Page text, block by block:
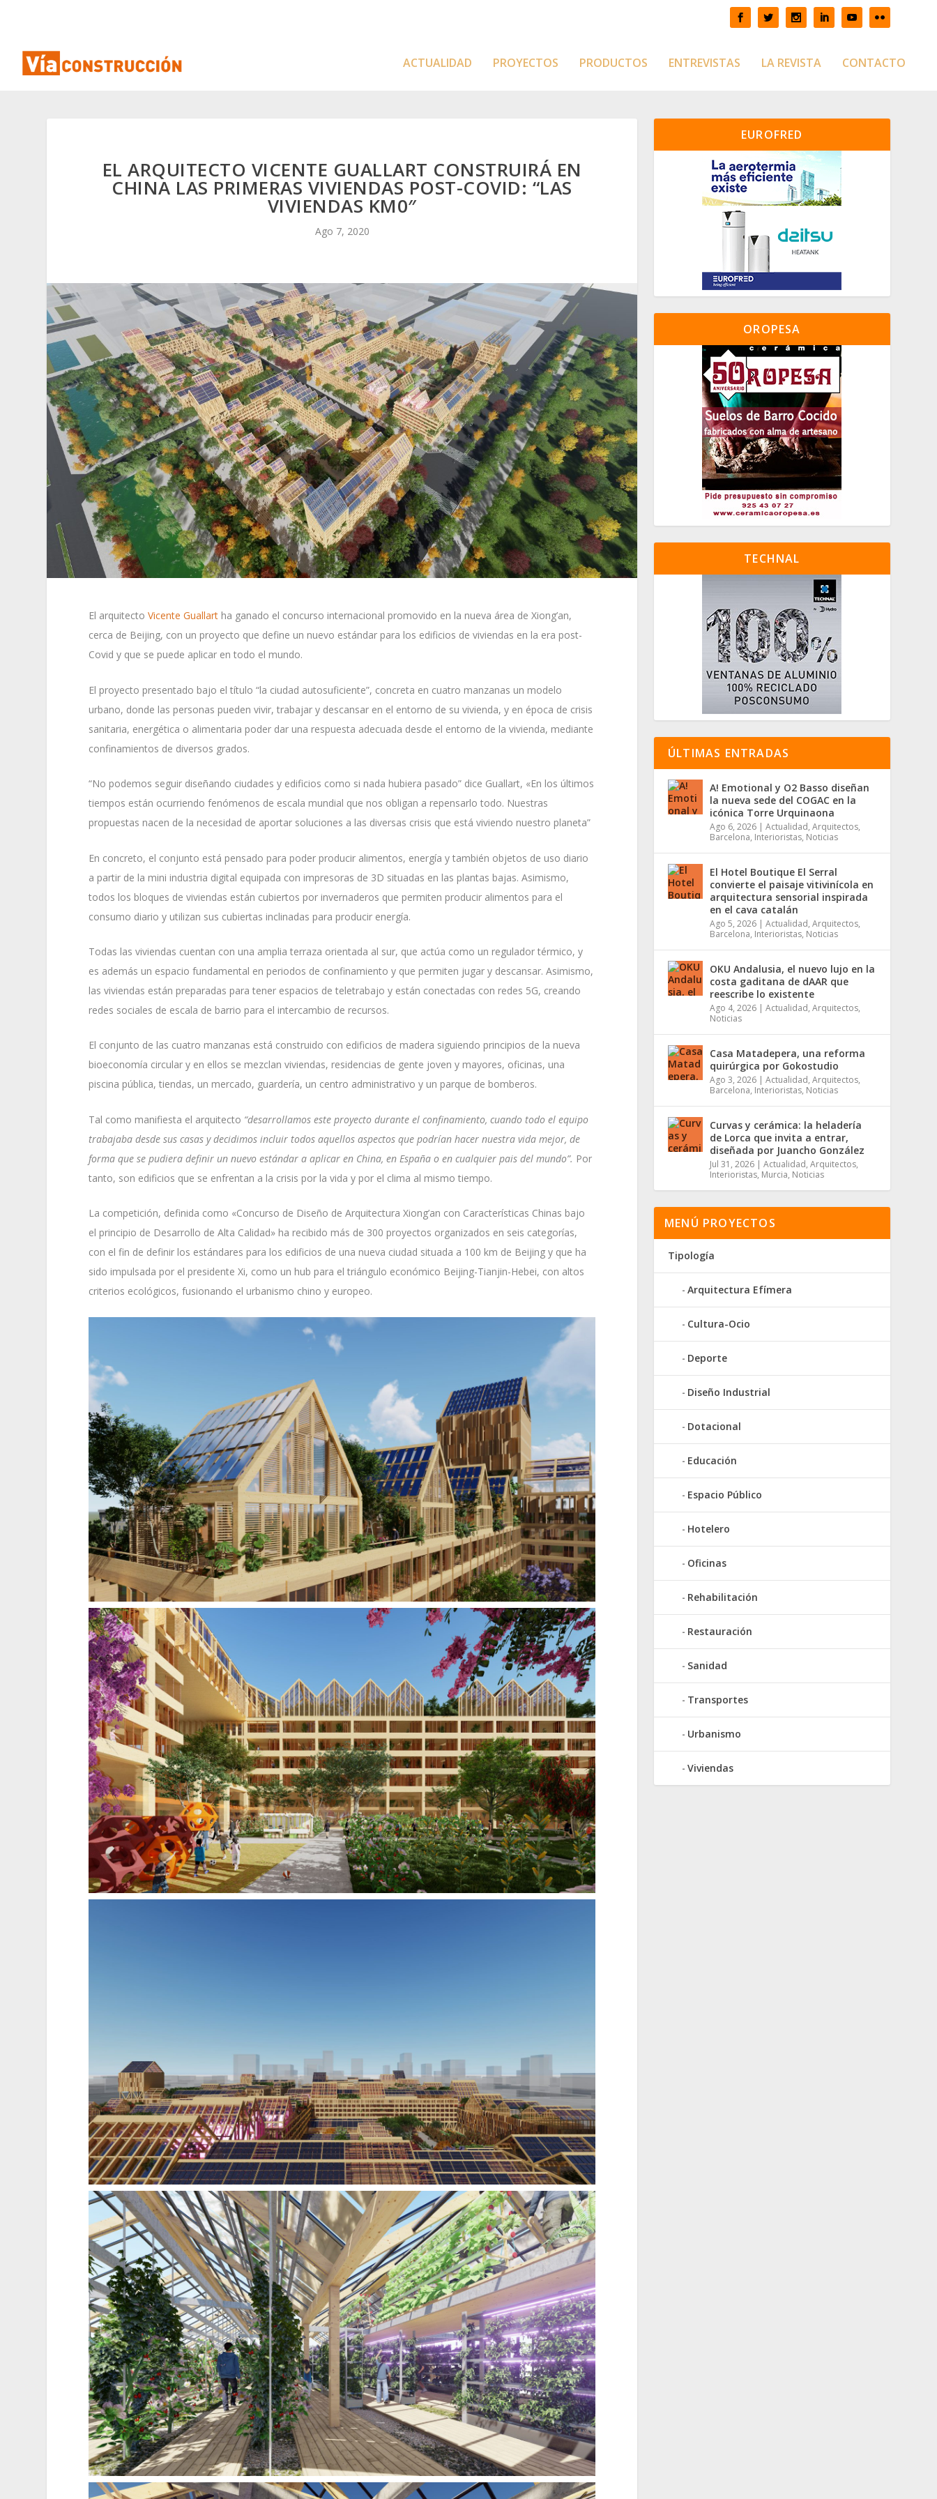
ACTUALIDAD PROYECTOS PRODUCTOS ENTREVISTAS LA REVISTA CONTACTO
EL ARQUITECTO VICENTE GUALLART CONSTRUIRÁ EN
CHINA LAS PRIMERAS VIVIENDAS POST-COVID: “LAS
VIVIENDAS KM0″
Ago 7, 2020
El arquitectoVicente Guallart ha ganado el concurso internacional promovido en la nueva área de Xiong’an,
cerca de Beijing, con un proyecto que define un nuevo estándar para los edificios de viviendas en la era post-
Covid y que se puede aplicar en todo el mundo.
El proyecto presentado bajo el título “la ciudad autosuficiente”, concreta en cuatro manzanas un modelo
urbano, donde las personas pueden vivir, trabajar y descansar en el entorno de su vivienda, y en época de crisis
sanitaria, energética o alimentaria poder dar una respuesta adecuada desde el entorno de la vivienda, mediante
confinamientos de diversos grados.
“No podemos seguir diseñando ciudades y edificios como si nada hubiera pasado” dice Guallart, «En los últimos
tiempos están ocurriendo fenómenos de escala mundial que nos obligan a repensarlo todo. Nuestras
propuestas nacen de la necesidad de aportar soluciones a las diversas crisis que está viviendo nuestro planeta”
En concreto, el conjunto está pensado para poder producir alimentos, energía y también objetos de uso diario
a partir de la mini industria digital equipada con impresoras de 3D situadas en las plantas bajas. Asimismo,
todos los bloques de viviendas están cubiertos por invernaderos que permiten producir alimentos para el
consumo diario y utilizan sus cubiertas inclinadas para producir energía.
Todas las viviendas cuentan con una amplia terraza orientada al sur, que actúa como un regulador térmico, y
es además un espacio fundamental en periodos de confinamiento y que permiten jugar y descansar. Asimismo,
las viviendas están preparadas para tener espacios de teletrabajo y están conectadas con redes 5G, creando
redes sociales de escala de barrio para el intercambio de recursos.
El conjunto de las cuatro manzanas está construido con edificios de madera siguiendo principios de la nueva
bioeconomía circular y en ellos se mezclan viviendas, residencias de gente joven y mayores, oficinas, una
piscina pública, tiendas, un mercado, guardería, un centro administrativo y un parque de bomberos.
Tal como manifiesta el arquitecto “desarrollamos este proyecto durante el confinamiento, cuando todo el equipo
trabajaba desde sus casas y decidimos incluir todos aquellos aspectos que podrían hacer nuestra vida mejor, de
forma que se pudiera definir un nuevo estándar a aplicar en China, en España o en cualquier pais del mundo”. Por
tanto, son edificios que se enfrentan a la crisis por la vida y por el clima al mismo tiempo.
La competición, definida como «Concurso de Diseño de Arquitectura Xiong’an con Características Chinas bajo
el principio de Desarrollo de Alta Calidad» ha recibido más de 300 proyectos organizados en seis categorías,
con el fin de definir los estándares para los edificios de una nueva ciudad situada a 100 km de Beijing y que ha
sido impulsada por el presidente Xi, como un hub para el triángulo económico Beijing-Tianjin-Hebei, con altos
criterios ecológicos, fusionando el urbanismo chino y europeo.
EUROFRED
OROPESA
TECHNAL
ÚLTIMAS ENTRADAS
A! Emotional y O2 Basso diseñan
la nueva sede del COGAC en la
icónica Torre Urquinaona
Ago 6, 2026 | Actualidad, Arquitectos,
Barcelona, Interioristas, Noticias
El Hotel Boutique El Serral
convierte el paisaje vitivinícola en
arquitectura sensorial inspirada
en el cava catalán
Ago 5, 2026 | Actualidad, Arquitectos,
Barcelona, Interioristas, Noticias
OKU Andalusia, el nuevo lujo en la
costa gaditana de dAAR que
reescribe lo existente
Ago 4, 2026 | Actualidad, Arquitectos,
Noticias
Casa Matadepera, una reforma
quirúrgica por Gokostudio
Ago 3, 2026 | Actualidad, Arquitectos,
Barcelona, Interioristas, Noticias
Curvas y cerámica: la heladería
de Lorca que invita a entrar,
diseñada por Juancho González
Jul 31, 2026 | Actualidad, Arquitectos,
Interioristas, Murcia, Noticias
MENÚ PROYECTOS
Tipología
Arquitectura Efímera
Cultura-Ocio
Deporte
Diseño Industrial
Dotacional
Educación
Espacio Público
Hotelero
Oficinas
Rehabilitación
Restauración
Sanidad
Transportes
Urbanismo
Viviendas